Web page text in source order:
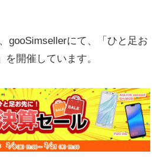
gooSimsellerにて、「ひと足お
開催しています。